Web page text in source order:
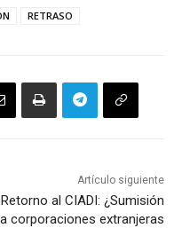
RETRASO
Artículo siguiente
Retorno al CIADI: ¿Sumisión
a corporaciones extranjeras